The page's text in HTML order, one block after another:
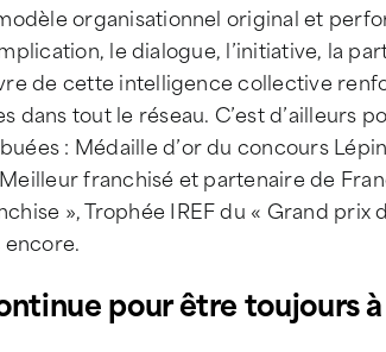
organisationnel original et
le dialogue, l’initiative, la
de cette intelligence collective
dans tout le réseau. C’est d’ailleurs
: Médaille d’or du concours
franchisé et partenaire de
», Trophée IREF du « Grand prix
pour être toujours